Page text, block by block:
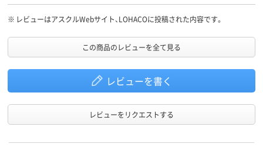
※ レビューはアスクルWebサイト、LOHACOに投稿された内容です。
この商品のレビューを全て見る
レビューを書く
レビューをリクエストする